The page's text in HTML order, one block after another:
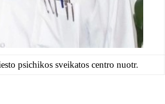
psichikos sveikatos centro nuotr.